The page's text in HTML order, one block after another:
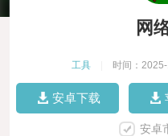
网
工具 时间：
安卓下载
安卓